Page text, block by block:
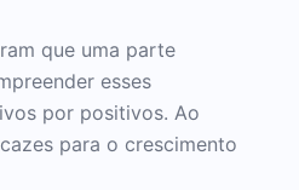
que uma parte
esses
por positivos. Ao
para o crescimento